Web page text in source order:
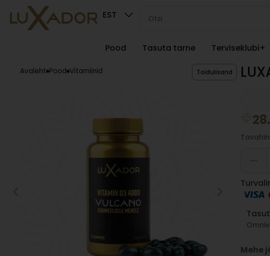
EST
Pood Tasuta tarne Terviseklubi+
Avaleht Pood Vitamiinid Toidulisand
Mehe